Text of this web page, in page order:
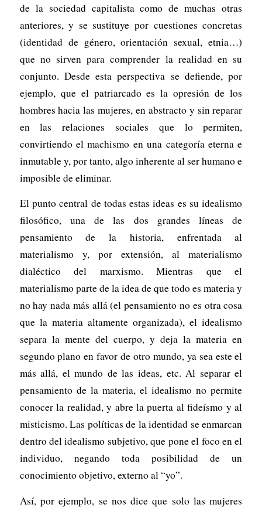
de la sociedad capitalista como de muchas otras
anteriores, y se sustituye por cuestiones concretas
(identidad de género, orientación sexual, etnia…)
que no sirven para comprender la realidad en su
conjunto. Desde esta perspectiva se defiende, por
ejemplo, que el patriarcado es la opresión de los
hombres hacia las mujeres, en abstracto y sin reparar
en las relaciones sociales que lo permiten,
convirtiendo el machismo en una categoría eterna e
inmutable y, por tanto, algo inherente al ser humano e
imposible de eliminar.
El punto central de todas estas ideas es su idealismo
filosófico, una de las dos grandes líneas de
pensamiento de la historia, enfrentada al
materialismo y, por extensión, al materialismo
dialéctico del marxismo. Mientras que el
materialismo parte de la idea de que todo es materia y
no hay nada más allá (el pensamiento no es otra cosa
que la materia altamente organizada), el idealismo
separa la mente del cuerpo, y deja la materia en
segundo plano en favor de otro mundo, ya sea este el
más allá, el mundo de las ideas, etc. Al separar el
pensamiento de la materia, el idealismo no permite
conocer la realidad, y abre la puerta al fideísmo y al
misticismo. Las políticas de la identidad se enmarcan
dentro del idealismo subjetivo, que pone el foco en el
individuo, negando toda posibilidad de un
conocimiento objetivo, externo al “yo”.
Así, por ejemplo, se nos dice que solo las mujeres